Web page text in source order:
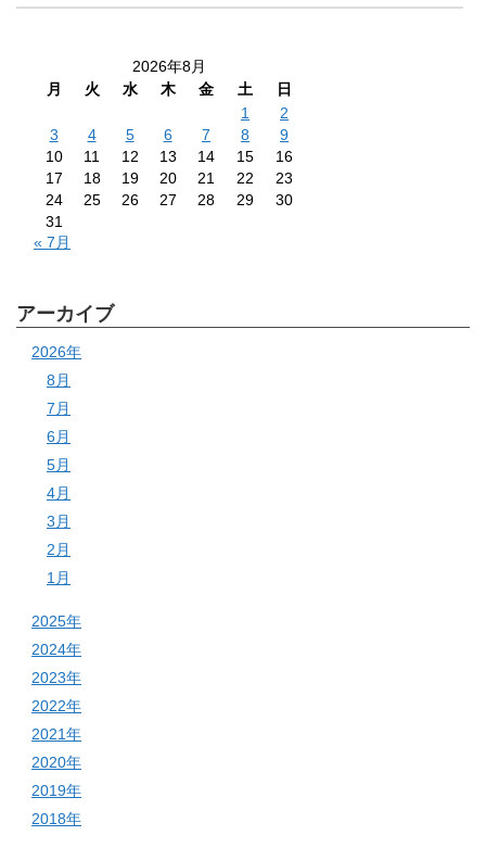
2026年8月
月
火 水 木 金 土
日
1
2
3
4 5 6 7 8
9
10
11 12 13 14 15
16
17
18 19 20 21 22
23
24
25 26 27 28 29
30
31
« 7月
アーカイブ
2026年
8月
7月
6月
5月
4月
3月
2月
1月
2025年
2024年
2023年
2022年
2021年
2020年
2019年
2018年